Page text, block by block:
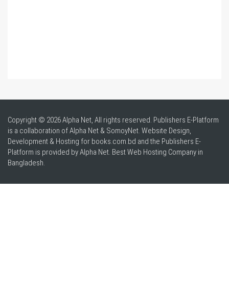
Copyright © 2026 Alpha Net, All rights reserved. Publishers E-Platform
is a collaboration of Alpha Net & SomoyNet. Website Design,
Development & Hosting for books.com.bd and the Publishers E-
Platform is provided by Alpha Net. BestWeb Hosting Company in
Bangladesh.